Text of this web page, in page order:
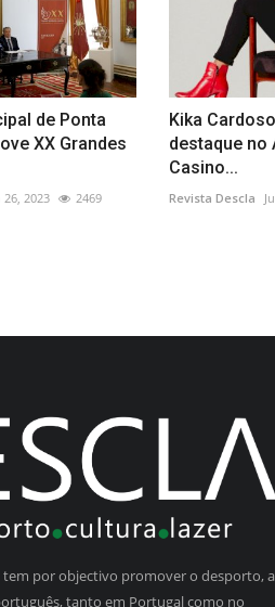
de Ponta
XX Grandes
26, 2023 2469
Kika
destaque no
Casino...
Revista Descla
Jan 23, 2021
tem por objectivo promover o desporto, a
tanto em Portugal como no